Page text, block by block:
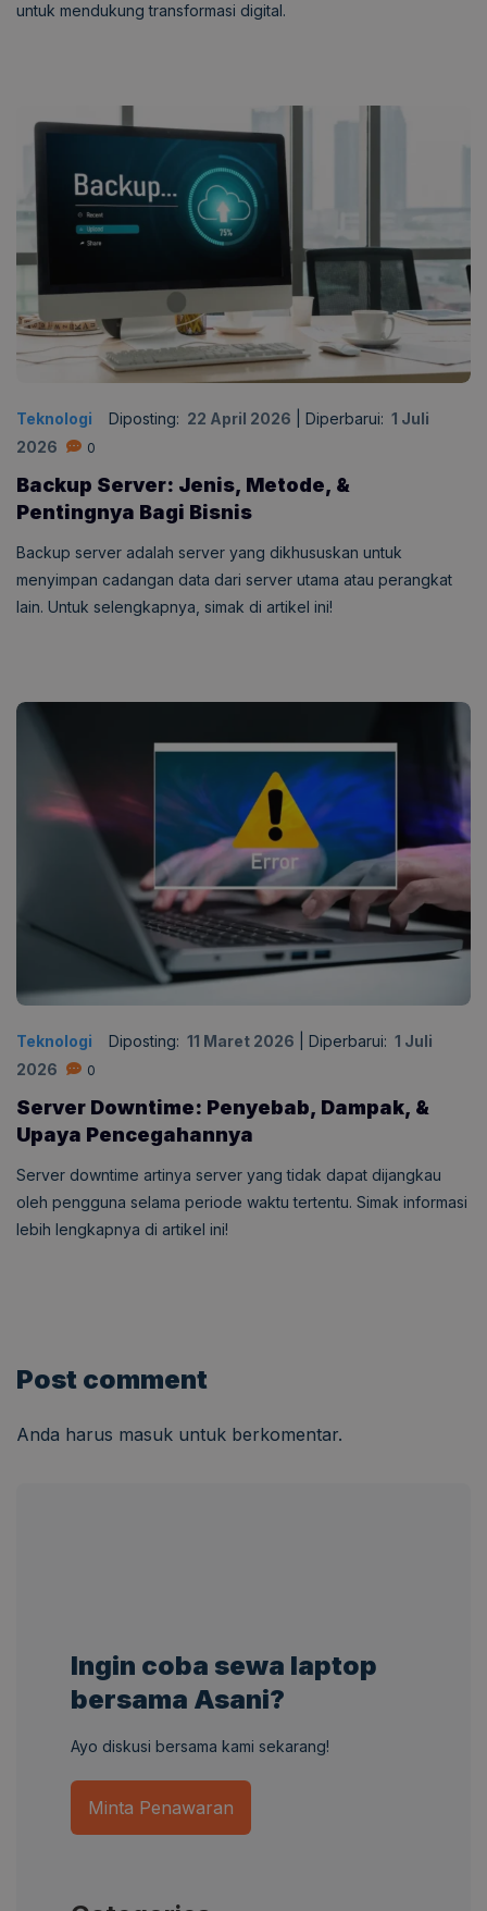
untuk mendukung transformasi digital.
Teknologi Diposting: 22 April 2026 Diperbarui: 1 Juli
2026
0
Backup Server: Jenis, Metode, &
Pentingnya Bagi Bisnis
Backup server adalah server yang dikhususkan untuk
menyimpan cadangan data dari server utama atau perangkat
lain. Untuk selengkapnya, simak di artikel ini!
Teknologi Diposting: 11 Maret 2026 Diperbarui: 1 Juli
2026
0
Server Downtime: Penyebab, Dampak, &
Upaya Pencegahannya
Server downtime artinya server yang tidak dapat dijangkau
oleh pengguna selama periode waktu tertentu. Simak informasi
lebih lengkapnya di artikel ini!
Post comment
Anda harus masuk untuk berkomentar.
Ingin coba sewa laptop
bersama Asani?
Ayo diskusi bersama kami sekarang!
Minta Penawaran